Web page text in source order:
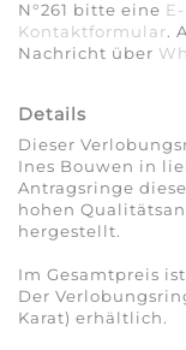
N°261 bitte eine
Kontaktformular.
Nachricht über
Details
Dieser
Ines Bouwen in
Antragsringe
hohen
hergestellt.
Im Gesamtpreis
Der
Karat) erhältlich.